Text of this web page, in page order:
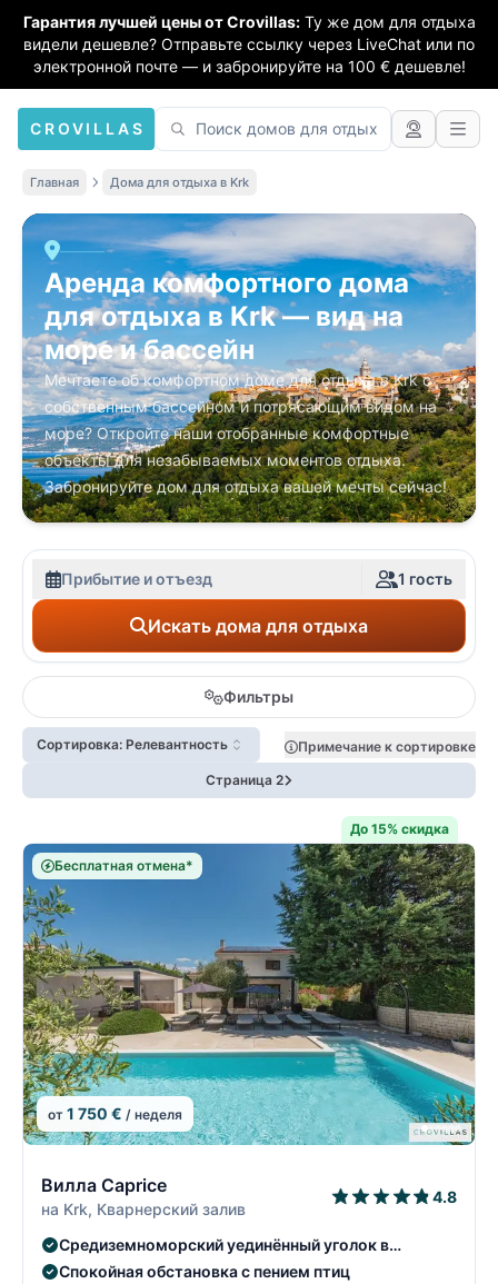
Гарантия лучшей цены от Crovillas: Ту же дом для отдыха
видели дешевле? Отправьте ссылку через LiveChat или по
электронной почте — и забронируйте на 100 € дешевле!
CROVILLAS
Главная Дома для отдыха в Krk
Аренда комфортного дома
для отдыха в Krk — вид на
море и бассейн
Мечтаете об комфортном доме для отдыха в Krk с
собственным бассейном и потрясающим видом на
море? Откройте наши отобранные комфортные
объекты для незабываемых моментов отдыха.
Забронируйте дом для отдыха вашей мечты сейчас!
Прибытие и отъезд 1 гость
Искать дома для отдыха
Фильтры
Сортировка: Релевантность
Примечание к сортировке
Страница 2
До 15% скидка
Бесплатная отмена*
от 1 750 € / неделя
Вилла Caprice
на Krk, Кварнерский залив
4.8
Средиземноморский уединённый уголок в
оливковом саду
Спокойная обстановка с пением птиц